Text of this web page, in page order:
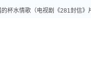
杯水情歌（电视剧《281封信